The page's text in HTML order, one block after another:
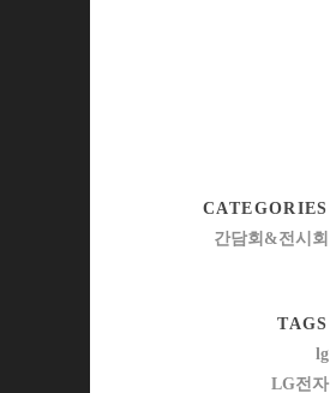
CATEGORIES
간담회&전시회
TAGS
lg
LG전자